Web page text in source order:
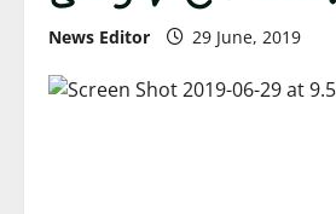
News Editor 29 June, 2019